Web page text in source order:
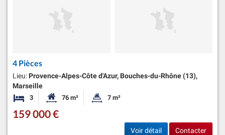
4 Pièces
Lieu: Provence-Alpes-Côte d'Azur, Bouches-du-Rhône (13),
Marseille
3 ChambresSurface habitable:
76 m² Superficie du terrain:
7 m²
159 000 €
Voir détail Contacter